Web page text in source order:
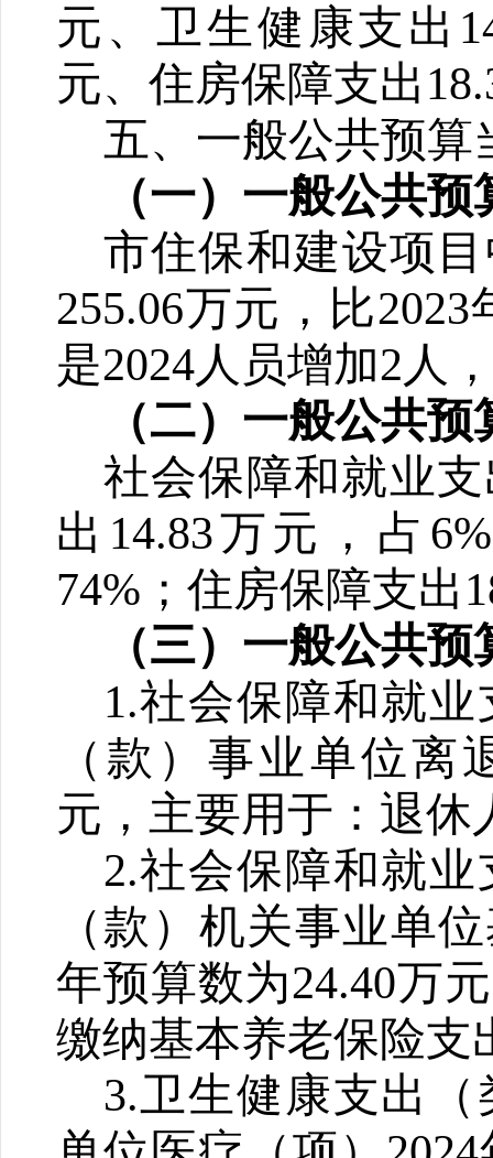
元、卫生健康支出
元、住房保障支出
五、一般公共预算
（一）一般公共
市住保和建设项
255.06万元，比2023
是2024人员增加2 人
（二）一般公共
社会保障和就业
出 14.83万元，占 6%
74% ；住房保障支出
（三）一般公共
1.社会保障和就
（款）事业单位离
元，主要用于：退休
2.社会保障和就
（款）机关事业单
年预算数为24.40万
缴纳基本养老保险支
3.卫生健康支出